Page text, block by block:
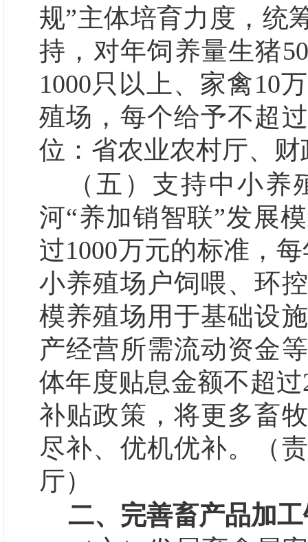
规”主体培育力度，统
持，对年饲养量生猪
1000只以上、家禽10
殖场，每个给予不超
位：省农业农村厅、财
（五）支持中小
河“养加销智联”发展
过1000万元的标准，
小养殖场户饲喂、环
模养殖场用于基础设
产经营所需流动资金
体年度贴息金额不超
补贴政策，将更多畜
尽补、优机优补。（
厅）
二、完善畜产品加